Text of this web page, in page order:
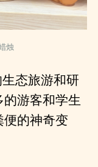
烛
态旅游和研
游客和学生
便的神奇变